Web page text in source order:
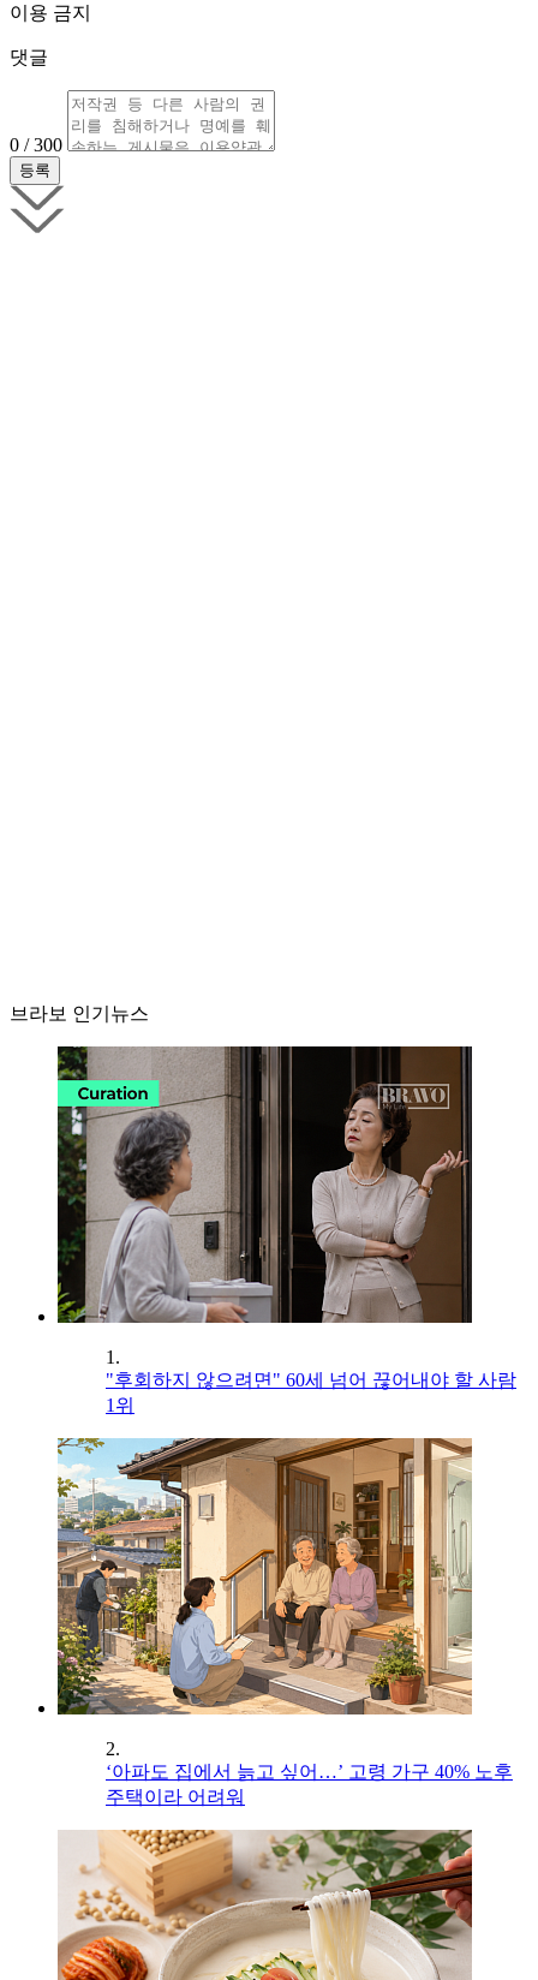
이용 금지
댓글
0 / 300
브라보 인기뉴스
1.
"후회하지 않으려면" 60세 넘어 끊어내야 할 사람
1위
2.
‘아파도 집에서 늙고 싶어…’ 고령 가구 40% 노후
주택이라 어려워